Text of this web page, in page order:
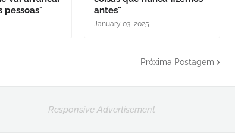
pessoas"
antes"
January 03, 2025
Próxima Postagem
Responsive Advertisement